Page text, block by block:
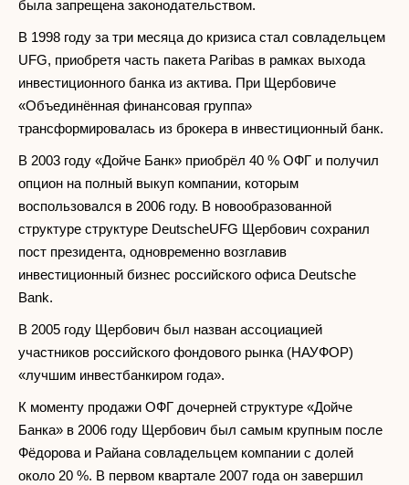
была запрещена законодательством.
В 1998 году за три месяца до кризиса стал совладельцем
UFG, приобретя часть пакета Paribas в рамках выхода
инвестиционного банка из актива. При Щербовиче
«Объединённая финансовая группа»
трансформировалась из брокера в инвестиционный банк.
В 2003 году «Дойче Банк» приобрёл 40 % ОФГ и получил
опцион на полный выкуп компании, которым
воспользовался в 2006 году. В новообразованной
структуре структуре DeutscheUFG Щербович сохранил
пост президента, одновременно возглавив
инвестиционный бизнес российского офиса Deutsche
Bank.
В 2005 году Щербович был назван ассоциацией
участников российского фондового рынка (НАУФОР)
«лучшим инвестбанкиром года».
К моменту продажи ОФГ дочерней структуре «Дойче
Банка» в 2006 году Щербович был самым крупным после
Фёдорова и Райана совладельцем компании с долей
около 20 %. В первом квартале 2007 года он завершил